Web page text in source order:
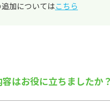
加についてはこちら
容はお役に立ちましたか？